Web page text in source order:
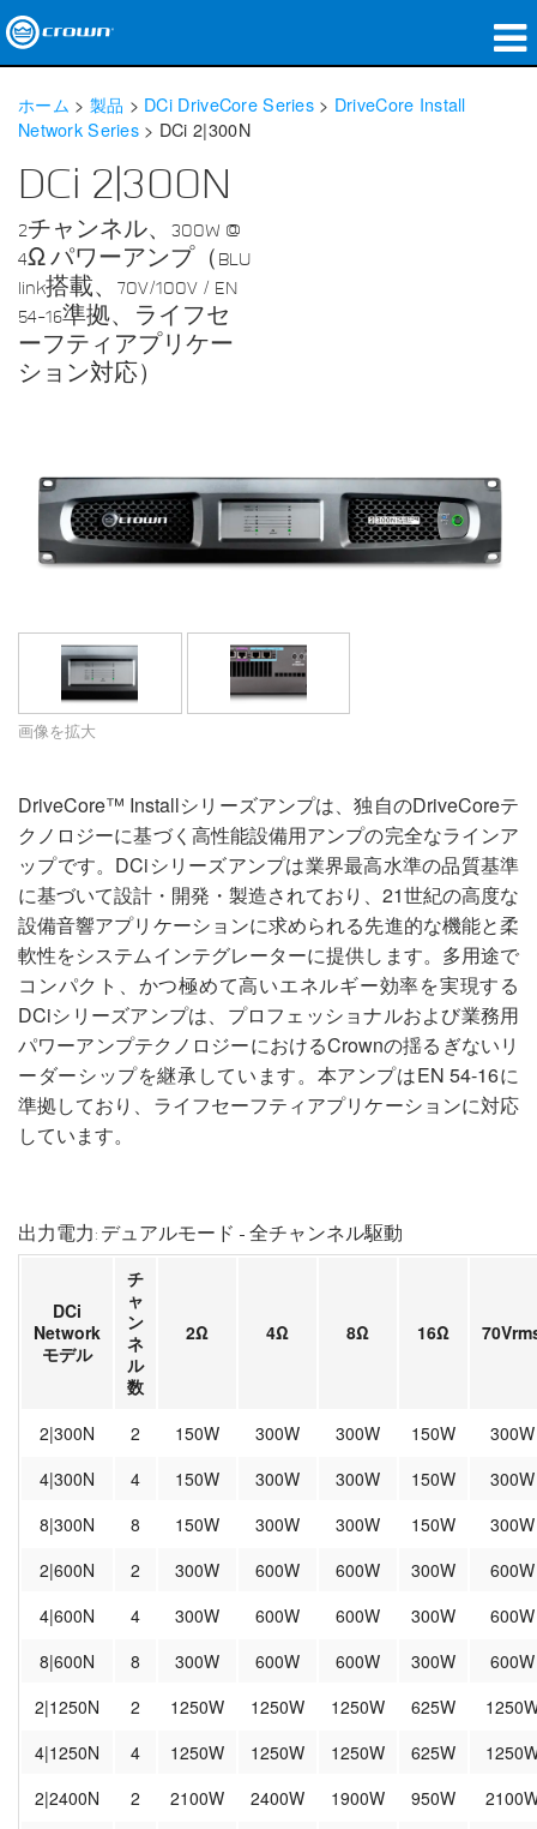
アプリケーション
ネットワークオーディオ
購入先
導入事例
私たちのストーリー
言語/地域
ホーム > 製品 > DCi DriveCore Series> DriveCore Install
Network Series > DCi 2|300N
DCi 2|300N
2チャンネル、300W @
4Ω パワーアンプ（BLU
link搭載、70V/100V / EN
54-16準拠、ライフセ
ーフティアプリケー
ション対応）
画像を拡大
DriveCore™ Installシリーズアンプは、独自のDriveCoreテ
クノロジーに基づく高性能設備用アンプの完全なラインア
ップです。DCiシリーズアンプは業界最高水準の品質基準
に基づいて設計・開発・製造されており、21世紀の高度な
設備音響アプリケーションに求められる先進的な機能と柔
軟性をシステムインテグレーターに提供します。多用途で
コンパクト、かつ極めて高いエネルギー効率を実現する
DCiシリーズアンプは、プロフェッショナルおよび業務用
パワーアンプテクノロジーにおけるCrownの揺るぎないリ
ーダーシップを継承しています。本アンプはEN 54-16に
準拠しており、ライフセーフティアプリケーションに対応
しています。
出力電力: デュアルモード - 全チャンネル駆動
DCi
Network
モデル
チ
ャ
ン
ネ
ル
数
2Ω 4Ω 8Ω 16Ω
2|300N 2 150W 300W 300W 150W
300W
4|300N
4 150W 300W 300W 150W
300W
8|300N
8 150W 300W 300W 150W
300W
2|600N
2 300W 600W 600W 300W
600W
4|600N
4 300W 600W 600W 300W
600W
8|600N
8 300W 600W 600W 300W
600W
2|1250N
2 1250W 1250W 1250W 625W
4|1250N
4 1250W 1250W 1250W 625W
2|2400N
2 2100W 2400W 1900W 950W